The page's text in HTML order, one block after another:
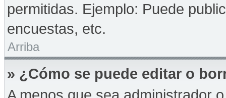
permitidas. Ejemplo: Puede
encuestas, etc.
Arriba
» ¿Cómo se puede editar o